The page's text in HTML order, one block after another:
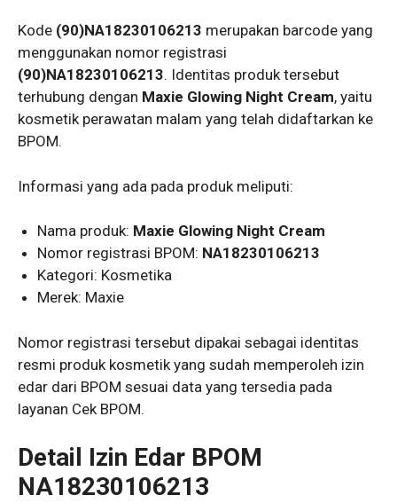
Kode (90)NA18230106213 merupakan barcode yang
menggunakan nomor registrasi
(90)NA18230106213. Identitas produk tersebut
terhubung dengan Maxie Glowing Night Cream, yaitu
kosmetik perawatan malam yang telah didaftarkan ke
BPOM.
Informasi yang ada pada produk meliputi:
Nama produk: Maxie Glowing Night Cream
Nomor registrasi BPOM: NA18230106213
Kategori: Kosmetika
Merek: Maxie
Nomor registrasi tersebut dipakai sebagai identitas
resmi produk kosmetik yang sudah memperoleh izin
edar dari BPOM sesuai data yang tersedia pada
layanan Cek BPOM.
Detail Izin Edar BPOM
NA18230106213